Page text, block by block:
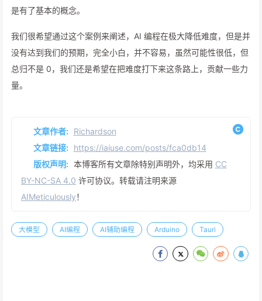
是有了基本的概念。
我们很希望通过这个案例来阐述，AI 编程在极大降低难度，但是并
没有达到我们的预期，完全小白，并不容易，虽然可能性很低，但
总归不是 0，我们还是希望在把难度打下来这条路上，贡献一些力
量。
文章作者: Richardson
文章链接: https://iaiuse.com/posts/fca0db14
版权声明: 本博客所有文章除特别声明外，均采用 CC
BY-NC-SA 4.0 许可协议。转载请注明来源
AIMeticulously！
大模型 AI编程 AI辅助编程 Arduino Tauri